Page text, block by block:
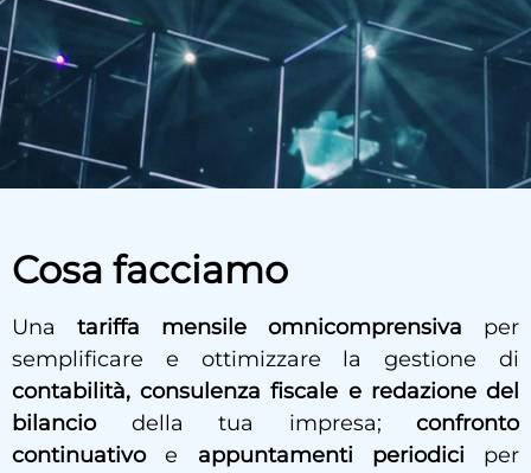
Cosa facciamo
Una tariffa mensile omnicomprensiva per
semplificare e ottimizzare la gestione di
contabilità, consulenza fiscale e redazione del
bilanciodella tua impresa; confronto
continuativoe appuntamenti periodici per